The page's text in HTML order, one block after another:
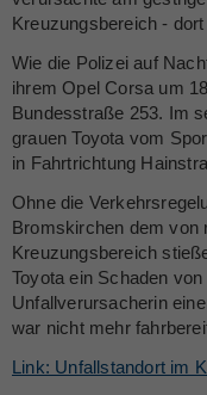
Kreuzungsbereich -
Wie die Polizei auf
ihrem Opel Corsa um
Bundesstraße 253. Im
grauen Toyota vom
in Fahrtrichtung
Ohne die
Bromskirchen dem von
Kreuzungsbereich
Toyota ein Schaden
Unfallverursacherin
war nicht mehr
Link: Unfallstandort im